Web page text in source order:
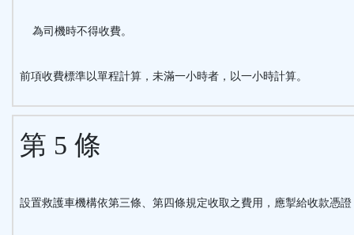
為司機時不得收費。
前項收費標準以單程計算，未滿一小時者，以一小時計算。
第 5 條
設置救護車機構依第三條、第四條規定收取之費用，應掣給收款憑證